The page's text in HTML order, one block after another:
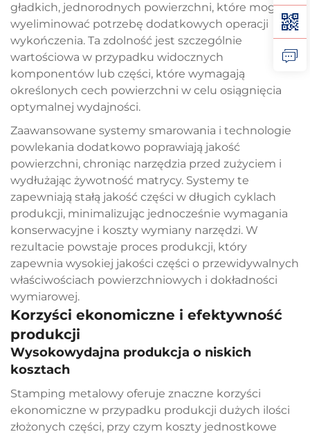
gładkich, jednorodnych powierzchni, które mogą
wyeliminować potrzebę dodatkowych operacji
wykończenia. Ta zdolność jest szczególnie
wartościowa w przypadku widocznych
komponentów lub części, które wymagają
określonych cech powierzchni w celu osiągnięcia
optymalnej wydajności.
Zaawansowane systemy smarowania i technologie
powlekania dodatkowo poprawiają jakość
powierzchni, chroniąc narzędzia przed zużyciem i
wydłużając żywotność matrycy. Systemy te
zapewniają stałą jakość części w długich cyklach
produkcji, minimalizując jednocześnie wymagania
konserwacyjne i koszty wymiany narzędzi. W
rezultacie powstaje proces produkcji, który
zapewnia wysokiej jakości części o przewidywalnych
właściwościach powierzchniowych i dokładności
wymiarowej.
Korzyści ekonomiczne i efektywność
produkcji
Wysokowydajna produkcja o niskich
kosztach
Stamping metalowy oferuje znaczne korzyści
ekonomiczne w przypadku produkcji dużych ilości
złożonych części, przy czym koszty jednostkowe